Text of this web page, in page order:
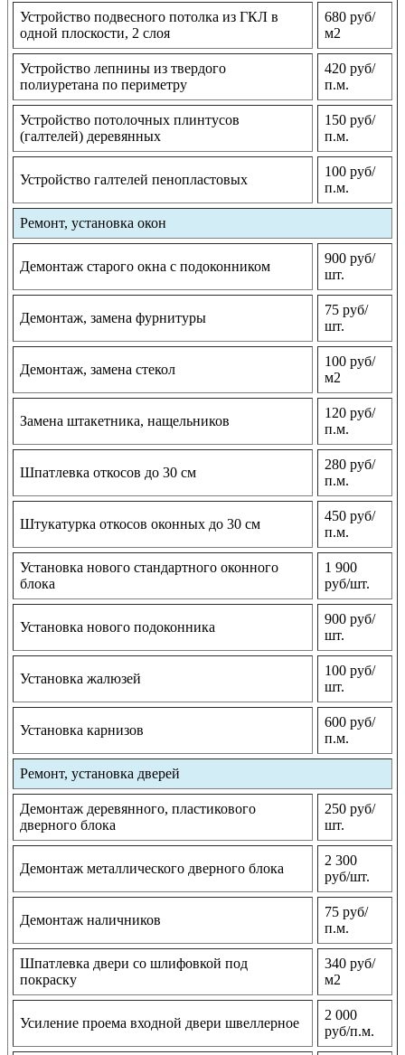
Устройство подвесного потолка из ГКЛ в
одной плоскости, 2 слоя
680 руб/
м2
Устройство лепнины из твердого
полиуретана по периметру
420 руб/
п.м.
Устройство потолочных плинтусов
(галтелей) деревянных
150 руб/
п.м.
Устройство галтелей пенопластовых
100 руб/
п.м.
Ремонт, установка окон
Демонтаж старого окна с подоконником
900 руб/
шт.
Демонтаж, замена фурнитуры
75 руб/
шт.
Демонтаж, замена стекол
100 руб/
м2
Замена штакетника, нащельников
120 руб/
п.м.
Шпатлевка откосов до 30 см
280 руб/
п.м.
Штукатурка откосов оконных до 30 см
450 руб/
п.м.
Установка нового стандартного оконного
блока
1 900
руб/шт.
Установка нового подоконника
900 руб/
шт.
Установка жалюзей
100 руб/
шт.
Установка карнизов
600 руб/
п.м.
Ремонт, установка дверей
Демонтаж деревянного, пластикового
дверного блока
250 руб/
шт.
Демонтаж металлического дверного блока
2 300
руб/шт.
Демонтаж наличников
75 руб/
п.м.
Шпатлевка двери со шлифовкой под
покраску
340 руб/
м2
Усиление проема входной двери швеллерное
2 000
руб/п.м.